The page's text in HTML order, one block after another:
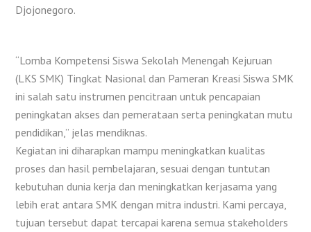
Djojonegoro.
“Lomba Kompetensi Siswa Sekolah Menengah Kejuruan
(LKS SMK) Tingkat Nasional dan Pameran Kreasi Siswa SMK
ini salah satu instrumen pencitraan untuk pencapaian
peningkatan akses dan pemerataan serta peningkatan mutu
pendidikan,” jelas mendiknas.
Kegiatan ini diharapkan mampu meningkatkan kualitas
proses dan hasil pembelajaran, sesuai dengan tuntutan
kebutuhan dunia kerja dan meningkatkan kerjasama yang
lebih erat antara SMK dengan mitra industri. Kami percaya,
tujuan tersebut dapat tercapai karena semua stakeholders